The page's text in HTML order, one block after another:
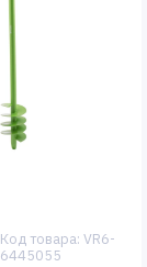
Код товара: VR6-
6445055